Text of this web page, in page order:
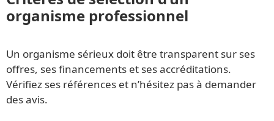
organisme professionnel
Un organisme sérieux doit être transparent sur ses
offres, ses financements et ses accréditations.
Vérifiez ses références et n’hésitez pas à demander
des avis.